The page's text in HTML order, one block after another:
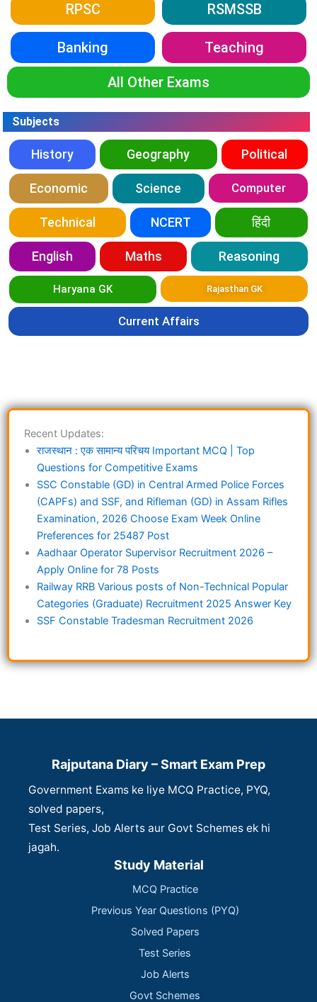
RPSC RSMSSB
Banking Teaching
All Other Exams
Subjects
History Geography Political
Economic Science Computer
Technical NCERT हिंदी
English Maths Reasoning
Haryana GK Rajasthan GK
Current Affairs
Recent Updates:
राजस्थान : एक सामान्य परिचय Important MCQ | Top
Questions for Competitive Exams
SSC Constable (GD) in Central Armed Police Forces
(CAPFs) and SSF, and Rifleman (GD) in Assam Rifles
Examination, 2026 Choose Exam Week Online
Preferences for 25487 Post
Aadhaar Operator Supervisor Recruitment 2026 –
Apply Online for 78 Posts
Railway RRB Various posts of Non-Technical Popular
Categories (Graduate) Recruitment 2025 Answer Key
SSF Constable Tradesman Recruitment 2026
Rajputana Diary – Smart Exam Prep
Government Exams ke liye MCQ Practice, PYQ,
solved papers,
Test Series, Job Alerts aur Govt Schemes ek hi
jagah.
Study Material
MCQ Practice
Previous Year Questions (PYQ)
Solved Papers
Test Series
Job Alerts
Govt Schemes